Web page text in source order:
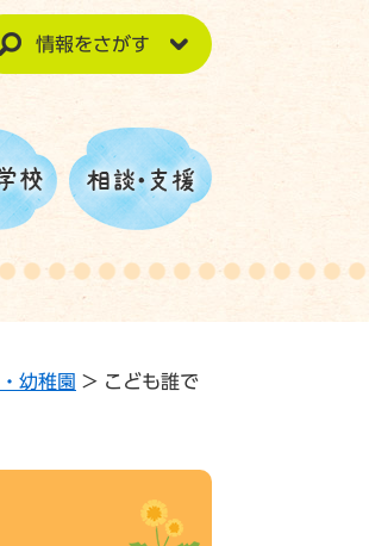
情報をさがす
幼稚園 > こども誰で